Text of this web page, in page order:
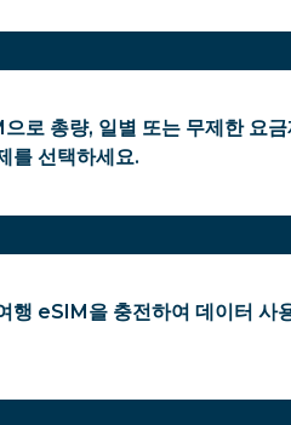
로 총량, 일별 또는 무제한 요
를 선택하세요.
행 eSIM을 충전하여 데이터 사